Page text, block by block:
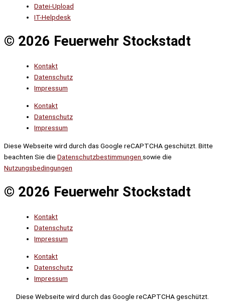
Datei-Upload
IT-Helpdesk
© 2026 Feuerwehr Stockstadt
Kontakt
Datenschutz
Impressum
Kontakt
Datenschutz
Impressum
Diese Webseite wird durch das Google reCAPTCHA geschützt. Bitte
beachten Sie die Datenschutzbestimmungen sowie die
Nutzungsbedingungen
© 2026 Feuerwehr Stockstadt
Kontakt
Datenschutz
Impressum
Kontakt
Datenschutz
Impressum
Diese Webseite wird durch das Google reCAPTCHA geschützt.